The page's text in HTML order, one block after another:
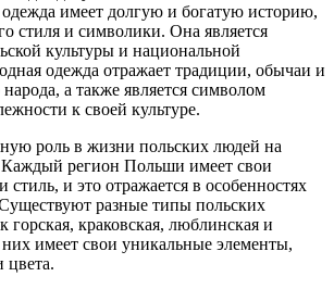
имеет долгую и богатую историю,
стиля и символики. Она является
культуры и национальной
одежда отражает традиции, обычаи и
а также является символом
к своей культуре.
роль в жизни польских людей на
регион Польши имеет свои
и это отражается в особенностях
разные типы польских
горская, краковская, люблинская и
имеет свои уникальные элементы,
цвета.